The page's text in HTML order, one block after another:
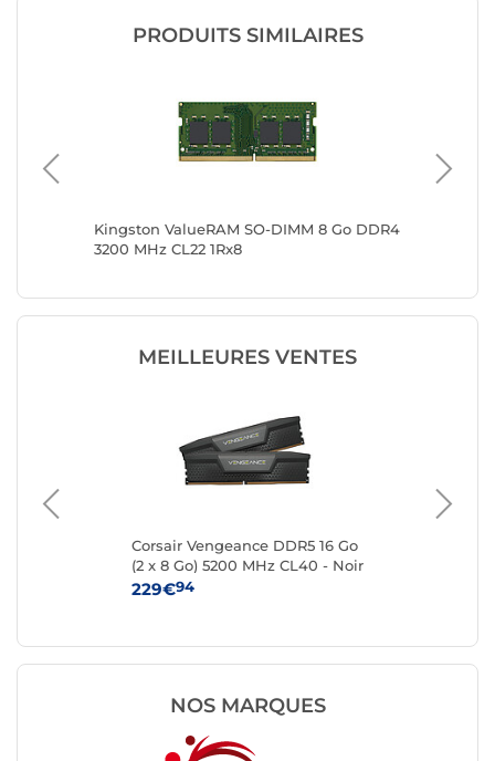
PRODUITS SIMILAIRES
Kingston ValueRAM SO-DIMM 8 Go DDR4
3200 MHz CL22 1Rx8
MEILLEURES VENTES
Corsair Vengeance DDR5 16 Go
(2 x 8 Go) 5200 MHz CL40 - Noir
229€94
NOS MARQUES